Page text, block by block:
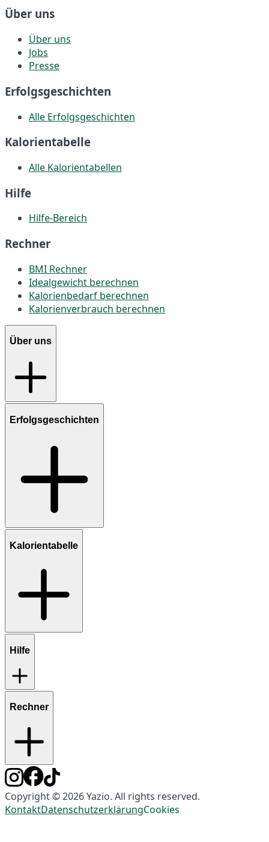
Über uns
Über uns
Jobs
Presse
Erfolgsgeschichten
Alle Erfolgsgeschichten
Kalorientabelle
Alle Kalorientabellen
Hilfe
Hilfe-Bereich
Rechner
BMI Rechner
Idealgewicht berechnen
Kalorienbedarf berechnen
Kalorienverbrauch berechnen
Über uns
Erfolgsgeschichten
Kalorientabelle
Hilfe
Rechner
Copyright © 2026 Yazio. All rights reserved.
KontaktDatenschutzerklärungCookies